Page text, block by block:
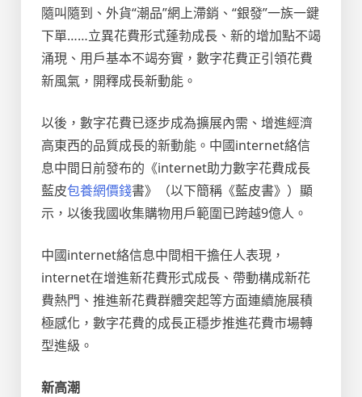
隨叫隨到、外貨“潮品”網上滯銷、“銀發”一族一鍵
下單……立異花費形式蓬勃成長、新的增加點不竭
涌現、用戶基本不竭夯實，數字花費正引領花費
新風氣，開釋成長新動能。
以後，數字花費已逐步成為擴展內需、增進經濟
高東西的品質成長的新動能。中國internet絡信
息中間日前發布的《internet助力數字花費成長
藍皮包養網價錢書》（以下簡稱《藍皮書》）顯
示，以後我國收集購物用戶範圍已跨越9億人。
中國internet絡信息中間相干擔任人表現，
internet在增進新花費形式成長、帶動構成新花
費熱門、推進新花費群體突起等方面連續施展積
極感化，數字花費的成長正穩步推進花費市場轉
型進級。
新高潮